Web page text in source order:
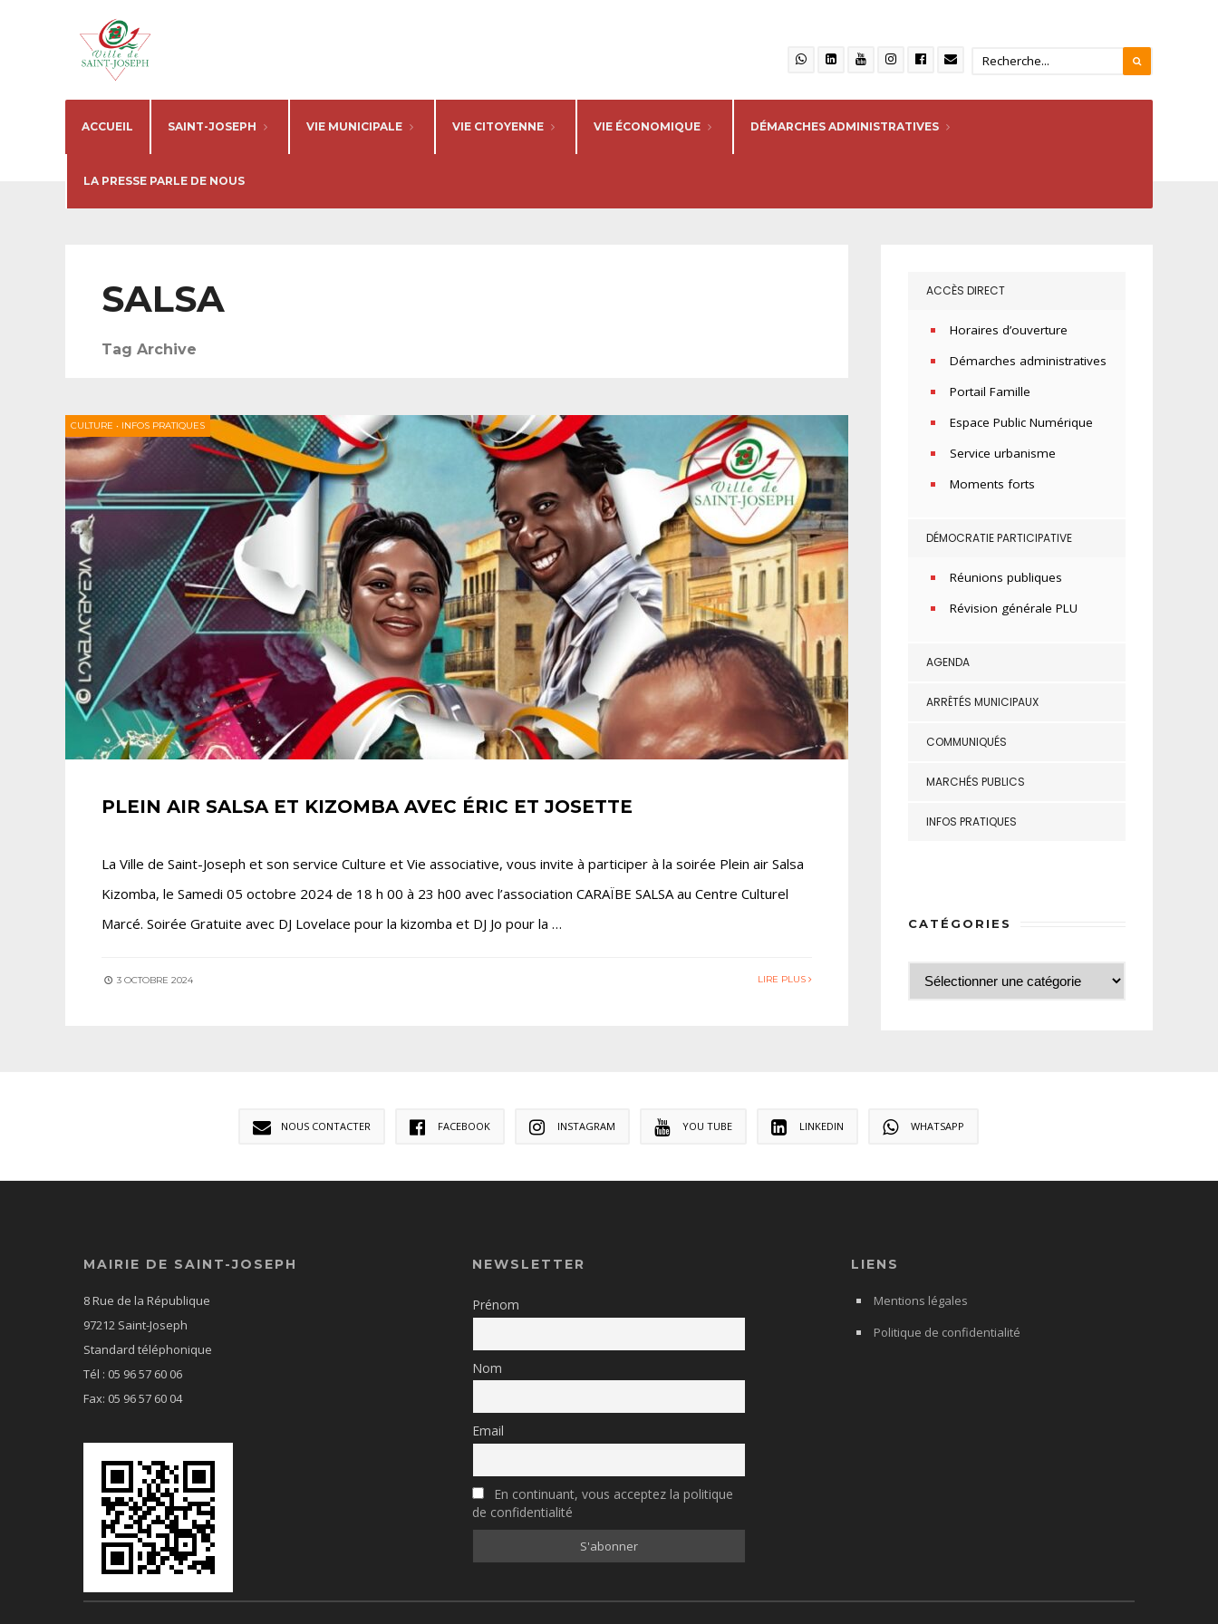
ACCUEIL SAINT-JOSEPH VIE MUNICIPALE VIE CITOYENNE VIE ÉCONOMIQUE DÉMARCHES ADMINISTRATIVES
LA PRESSE PARLE DE NOUS
SALSA
Tag Archive
CULTURE • INFOS PRATIQUES
PLEIN AIR SALSA ET KIZOMBA AVEC ÉRIC ET JOSETTE
La Ville de Saint-Joseph et son service Culture et Vie associative, vous invite à participer à la soirée Plein air Salsa
Kizomba, le Samedi 05 octobre 2024 de 18 h 00 à 23 h00 avec l’association CARAÏBE SALSA au Centre Culturel
Marcé. Soirée Gratuite avec DJ Lovelace pour la kizomba et DJ Jo pour la …
3 OCTOBRE 2024 LIRE PLUS
ACCÈS DIRECT
Horaires d’ouverture
Démarches administratives
Portail Famille
Espace Public Numérique
Service urbanisme
Moments forts
DÉMOCRATIE PARTICIPATIVE
Réunions publiques
Révision générale PLU
AGENDA
ARRÊTÉS MUNICIPAUX
COMMUNIQUÉS
MARCHÉS PUBLICS
INFOS PRATIQUES
CATÉGORIES
NOUS CONTACTER FACEBOOK INSTAGRAM YOU TUBE LINKEDIN WHATSAPP
MAIRIE DE SAINT-JOSEPH
8 Rue de la République
97212 Saint-Joseph
Standard téléphonique
Tél : 05 96 57 60 06
Fax: 05 96 57 60 04
NEWSLETTER
Prénom
Nom
Email
En continuant, vous acceptez la politique
de confidentialité
LIENS
Mentions légales
Politique de confidentialité